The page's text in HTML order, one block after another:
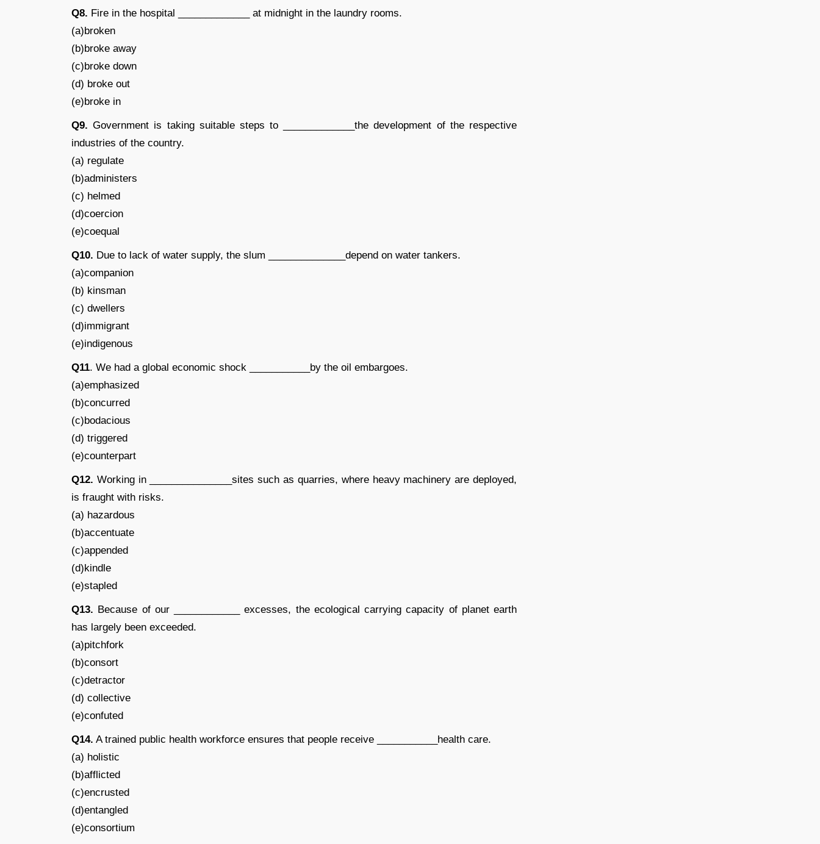
Q8. Fire in the hospital _____________ at midnight in the laundry rooms.
(a)broken
(b)broke away
(c)broke down
(d) broke out
(e)broke in
Q9. Government is taking suitable steps to _____________the development of the respective
industries of the country.
(a) regulate
(b)administers
(c) helmed
(d)coercion
(e)coequal
Q10. Due to lack of water supply, the slum ______________depend on water tankers.
(a)companion
(b) kinsman
(c) dwellers
(d)immigrant
(e)indigenous
Q11. We had a global economic shock ___________by the oil embargoes.
(a)emphasized
(b)concurred
(c)bodacious
(d) triggered
(e)counterpart
Q12. Working in _______________sites such as quarries, where heavy machinery are deployed,
is fraught with risks.
(a) hazardous
(b)accentuate
(c)appended
(d)kindle
(e)stapled
Q13. Because of our ____________ excesses, the ecological carrying capacity of planet earth
has largely been exceeded.
(a)pitchfork
(b)consort
(c)detractor
(d) collective
(e)confuted
Q14. A trained public health workforce ensures that people receive ___________health care.
(a) holistic
(b)afflicted
(c)encrusted
(d)entangled
(e)consortium